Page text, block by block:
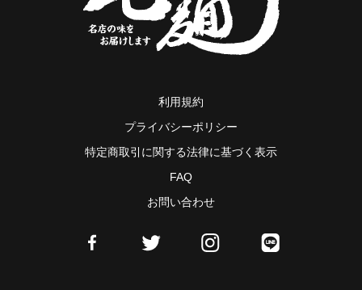
利用規約
プライバシーポリシー
特定商取引に関する法律に基づく表示
FAQ
お問い合わせ